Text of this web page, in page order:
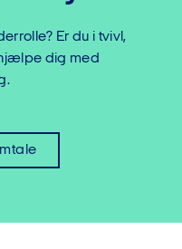
Er du i tvivl,
dig med